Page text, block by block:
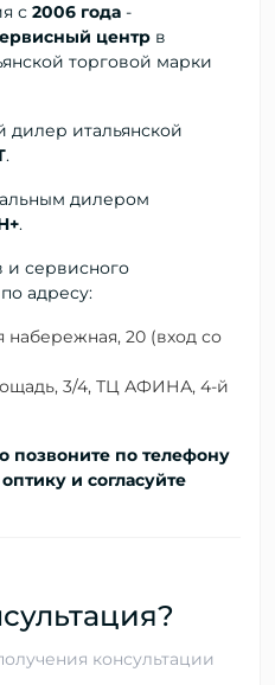
с 2006 года -
центр в
торговой марки
дилер итальянской
.
дилером
.
и сервисного
адресу:
набережная, 20 (вход со
3/4, ТЦ АФИНА, 4-й
позвоните по телефону
и согласуйте
консультации